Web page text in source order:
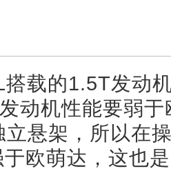
载的1.5T发动
动机性能要弱
立悬架，所以在
欧萌达，这也